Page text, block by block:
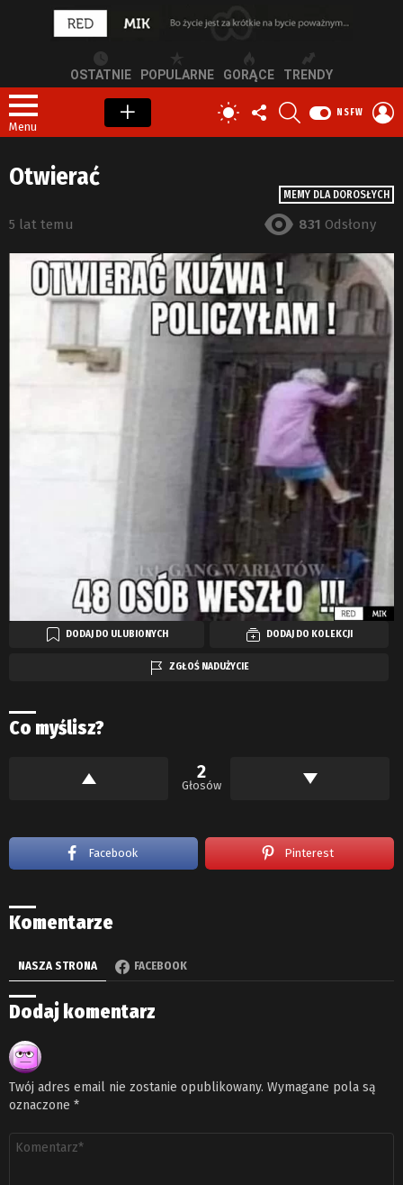
OSTATNIE POPULARNE GORĄCE TRENDY
Menu
PRZEŁĄCZ
SKÓRKĘ
OBSERWUJ
NAS
NSFW
MEMY DLA DOROSŁYCH
Otwierać
5 lat temu 831 Odsłony
DODAJ DO ULUBIONYCH DODAJ DO KOLEKCJI
ZGŁOŚ NADUŻYCIE
Co myślisz?
2
Głosów
Facebook Pinterest
Komentarze
NASZA STRONA FACEBOOK
Dodaj komentarz
Twój adres email nie zostanie opublikowany. Wymagane pola są
oznaczone *
Komentarz